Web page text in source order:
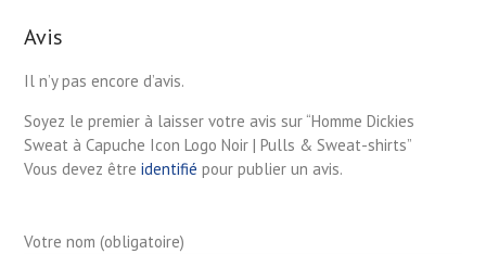
Avis
Il n’y pas encore d’avis.
Soyez le premier à laisser votre avis sur “Homme Dickies
Sweat à Capuche Icon Logo Noir | Pulls & Sweat-shirts”
Vous devez être identifié pour publier un avis.
Votre nom (obligatoire)